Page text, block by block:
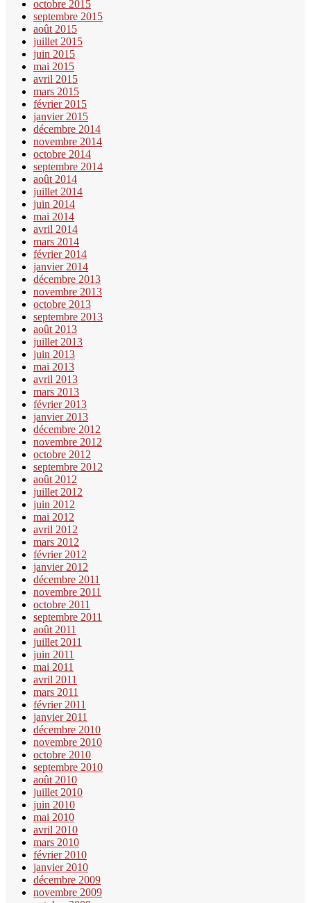
octobre 2015
septembre 2015
août 2015
juillet 2015
juin 2015
mai 2015
avril 2015
mars 2015
février 2015
janvier 2015
décembre 2014
novembre 2014
octobre 2014
septembre 2014
août 2014
juillet 2014
juin 2014
mai 2014
avril 2014
mars 2014
février 2014
janvier 2014
décembre 2013
novembre 2013
octobre 2013
septembre 2013
août 2013
juillet 2013
juin 2013
mai 2013
avril 2013
mars 2013
février 2013
janvier 2013
décembre 2012
novembre 2012
octobre 2012
septembre 2012
août 2012
juillet 2012
juin 2012
mai 2012
avril 2012
mars 2012
février 2012
janvier 2012
décembre 2011
novembre 2011
octobre 2011
septembre 2011
août 2011
juillet 2011
juin 2011
mai 2011
avril 2011
mars 2011
février 2011
janvier 2011
décembre 2010
novembre 2010
octobre 2010
septembre 2010
août 2010
juillet 2010
juin 2010
mai 2010
avril 2010
mars 2010
février 2010
janvier 2010
décembre 2009
novembre 2009